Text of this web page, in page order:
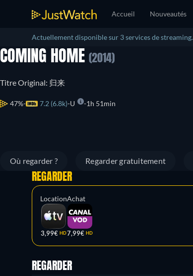
Accueil Nouveautés
Actuellement disponible sur 3 services de streaming.
COMING HOME (2014)
Titre Original: 归来
47% 7.2 (6.8k) U 1h 51min
Où regarder ? Regarder gratuitement
REGARDER
Location
3,99€ HD
Achat
7,99€ HD
REGARDER